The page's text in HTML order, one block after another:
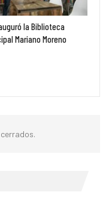
la Biblioteca
Mariano Moreno